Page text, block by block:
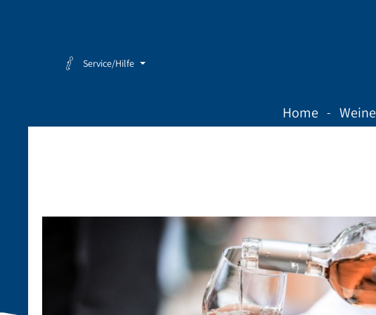
Service/Hilfe
Home Weine